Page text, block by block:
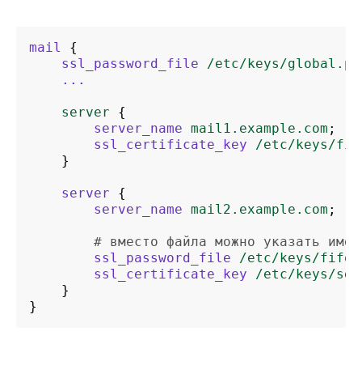
mail
{
ssl_password_file
/etc/keys/
...
server
{
server_name mail1.example.com ;
ssl_certificate_key
/etc/keys/
}
server
{
server_name mail2.example.com ;
# вместо файла можно указать
ssl_password_file
/etc/keys/fifo
ssl_certificate_key
/etc/keys/
}
}